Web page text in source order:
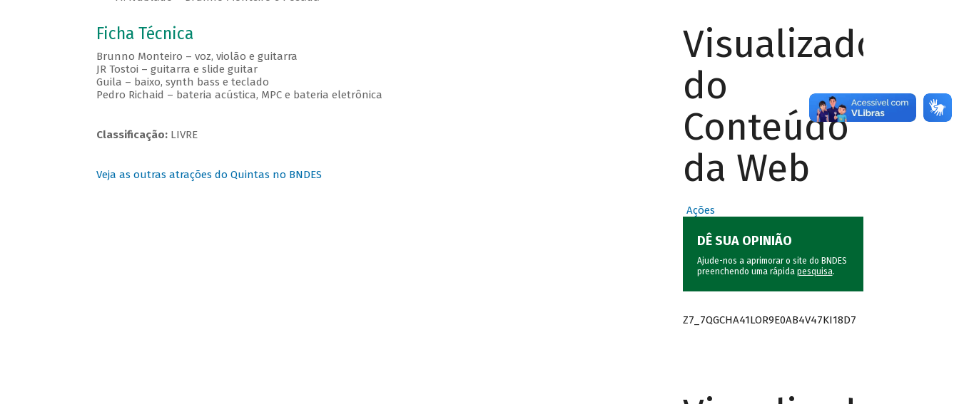
Ficha Técnica
Brunno Monteiro – voz, violão e guitarra
JR Tostoi – guitarra e slide guitar
Guila – baixo, synth bass e teclado
Pedro Richaid – bateria acústica, MPC e bateria eletrônica
Classificação: LIVRE
Veja as outras atrações do Quintas no BNDES
Visualizador
do
Conteúdo
da Web
Ações
DÊ SUA OPINIÃO
Ajude-nos a aprimorar o site do BNDES
preenchendo uma rápida pesquisa.
Z7_7QGCHA41LOR9E0AB4V47KI18D7